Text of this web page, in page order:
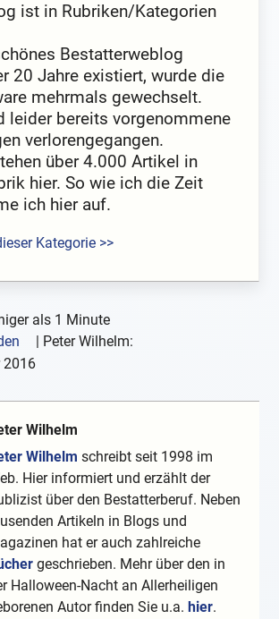
ist in Rubriken/Kategorien
Bestatterweblog
20 Jahre existiert, wurde die
mehrmals gewechselt.
leider bereits vorgenommene
verlorengegangen.
über 4.000 Artikel in
hier. So wie ich die Zeit
ich hier auf.
Kategorie >>
als 1 Minute
Peter Wilhelm:
2016
Wilhelm
Wilhelm schreibt seit 1998 im
Hier informiert und erzählt der
über den Bestatterberuf. Neben
Artikeln in Blogs und
hat er auch zahlreiche
geschrieben. Mehr über den in
Halloween-Nacht an Allerheiligen
Autor finden Sie u.a. hier.